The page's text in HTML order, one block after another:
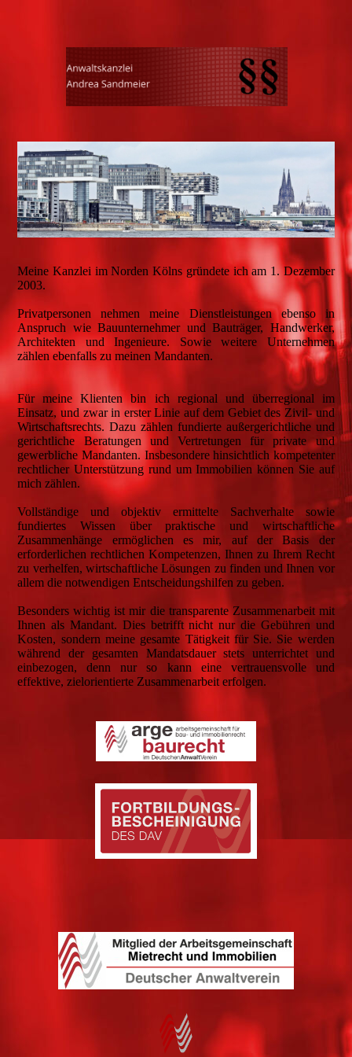
Meine Kanzlei im Norden Kölns gründete ich am 1. Dezember
2003.
Privatpersonen nehmen meine Dienstleistungen ebenso in
Anspruch wie Bauunternehmer und Bauträger, Handwerker,
Architekten und Ingenieure. Sowie weitere Unternehmen
zählen ebenfalls zu meinen Mandanten.
Für meine Klienten bin ich regional und überregional im
Einsatz, und zwar in erster Linie auf dem Gebiet des Zivil- und
Wirtschaftsrechts. Dazu zählen fundierte außergerichtliche und
gerichtliche Beratungen und Vertretungen für private und
gewerbliche Mandanten. Insbesondere hinsichtlich kompetenter
rechtlicher Unterstützung rund um Immobilien können Sie auf
mich zählen.
Vollständige und objektiv ermittelte Sachverhalte sowie
fundiertes Wissen über praktische und wirtschaftliche
Zusammenhänge ermöglichen es mir, auf der Basis der
erforderlichen rechtlichen Kompetenzen, Ihnen zu Ihrem Recht
zu verhelfen, wirtschaftliche Lösungen zu finden und Ihnen vor
allem die notwendigen Entscheidungshilfen zu geben.
Besonders wichtig ist mir die transparente Zusammenarbeit mit
Ihnen als Mandant. Dies betrifft nicht nur die Gebühren und
Kosten, sondern meine gesamte Tätigkeit für Sie. Sie werden
während der gesamten Mandatsdauer stets unterrichtet und
einbezogen, denn nur so kann eine vertrauensvolle und
effektive, zielorientierte Zusammenarbeit erfolgen.